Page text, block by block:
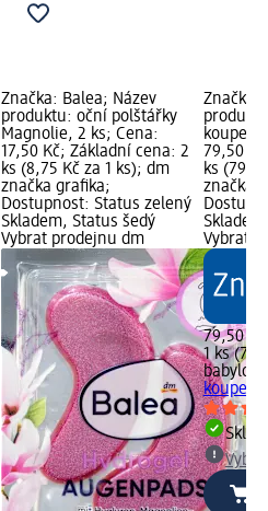
Značka: Balea; Název
produktu: oční polštářky
Magnolie, 2 ks; Cena:
17,50 Kč; Základní cena: 2
ks (8,75 Kč za 1 ks); dm
značka grafika;
Dostupnost: Status zelený
Skladem, Status šedý
Vybrat prodejnu dm
Značka:
79,50
ks
značka
Vybrat
79,50 Kč
1 ks
babylove
koupele,